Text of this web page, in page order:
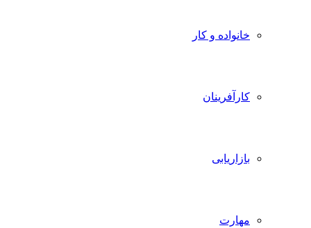
خانواده و کار
کارآفرینان
بازاریابی
مهارت